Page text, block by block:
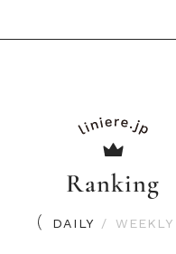
Ranking
DAILY / WEEKLY